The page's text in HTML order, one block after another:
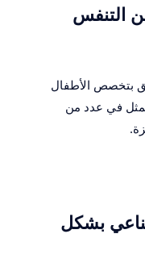
التنفس
بتخصص الأطفال
في عدد من
بشكل